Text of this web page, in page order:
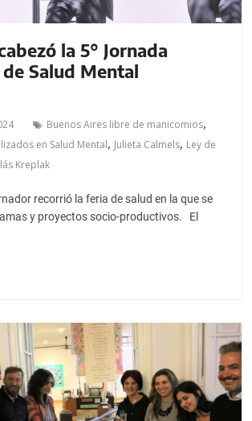
la 5° Jornada
Salud Mental
Buenos Aires libre de manicomios,
en Salud Mental, Julieta Calmels, Ley de
Kreplak
recorrió la feria de salud en la que se
y proyectos socio-productivos. El